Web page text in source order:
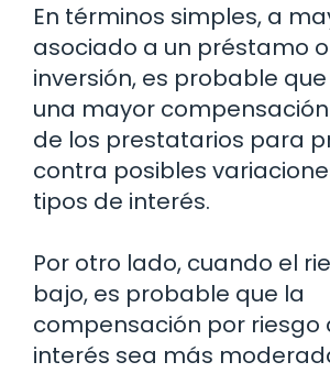
En términos simples, a
asociado a un préstamo
inversión, es probable
una mayor
de los prestatarios para
contra posibles
tipos de interés.
Por otro lado, cuando el
bajo, es probable que la
compensación por riesgo
interés sea más